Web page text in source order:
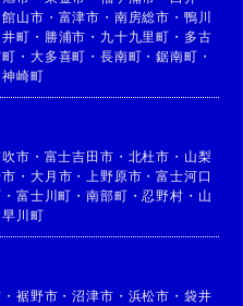
館山市 ・ 富津市 ・ 南房総市 ・ 鴨川
町 ・ 勝浦市 ・ 九十九里町 ・ 多古
・ 大多喜町 ・ 長南町 ・鋸南町 ・
神崎町
市 ・ 富士吉田市 ・ 北杜市 ・ 山梨
・ 大月市 ・ 上野原市 ・富士河口
・富士川町 ・南部町 ・忍野村 ・ 山
早川町
・裾野市 ・沼津市 ・ 浜松市 ・ 袋井